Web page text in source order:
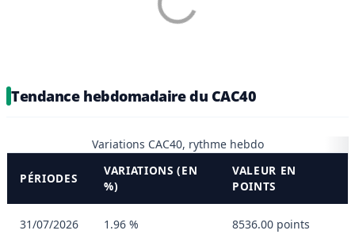
Tendance hebdomadaire du CAC40
Variations CAC40, rythme hebdo
PÉRIODES
VARIATIONS (EN
%)
VALEUR EN
POINTS
31/07/2026 1.96 % 8536.00 points